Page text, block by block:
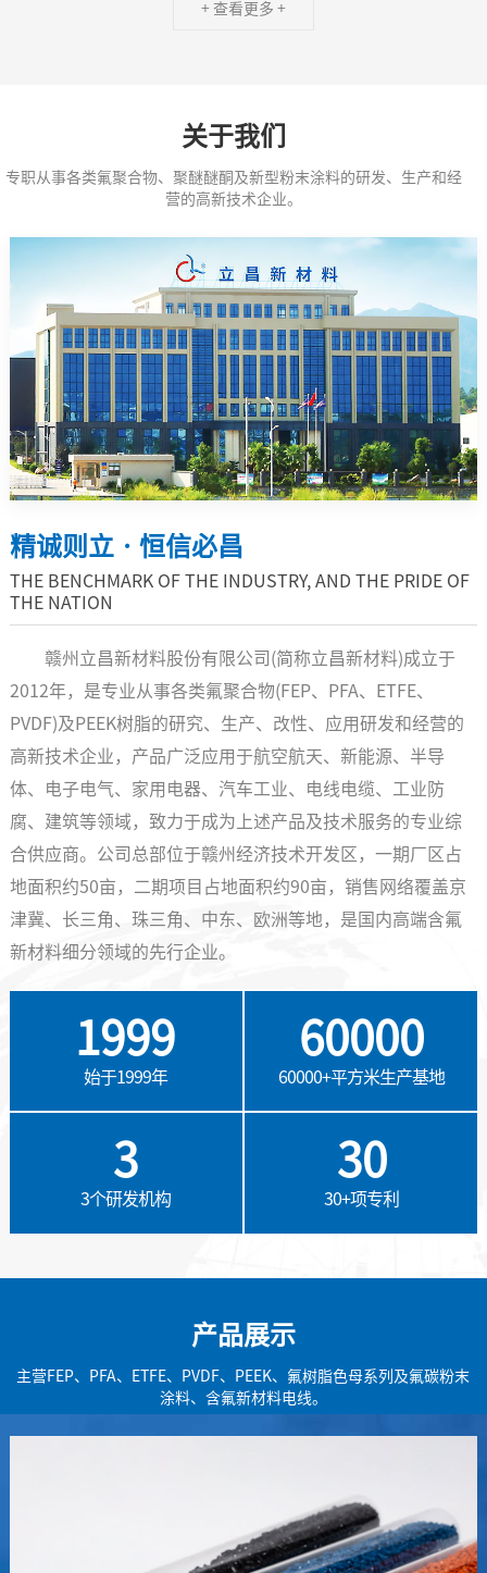
+ 查看更多 +
关于我们
专职从事各类氟聚合物、聚醚醚酮及新型粉末涂料的研发、生产和经
营的高新技术企业。
精诚则立 · 恒信必昌
THE BENCHMARK OF THE INDUSTRY, AND THE PRIDE OF
THE NATION
赣州立昌新材料股份有限公司(简称立昌新材料)成立于
2012年，是专业从事各类氟聚合物(FEP、PFA、ETFE、
PVDF)及PEEK树脂的研究、生产、改性、应用研发和经营的
高新技术企业，产品广泛应用于航空航天、新能源、半导
体、电子电气、家用电器、汽车工业、电线电缆、工业防
腐、建筑等领域，致力于成为上述产品及技术服务的专业综
合供应商。公司总部位于赣州经济技术开发区，一期厂区占
地面积约50亩，二期项目占地面积约90亩，销售网络覆盖京
津冀、长三角、珠三角、中东、欧洲等地，是国内高端含氟
新材料细分领域的先行企业。
1999
始于1999年
60000
60000+平方米生产基地
3
3个研发机构
30
30+项专利
产品展示
主营FEP、PFA、ETFE、PVDF、PEEK、氟树脂色母系列及氟碳粉末
涂料、含氟新材料电线。